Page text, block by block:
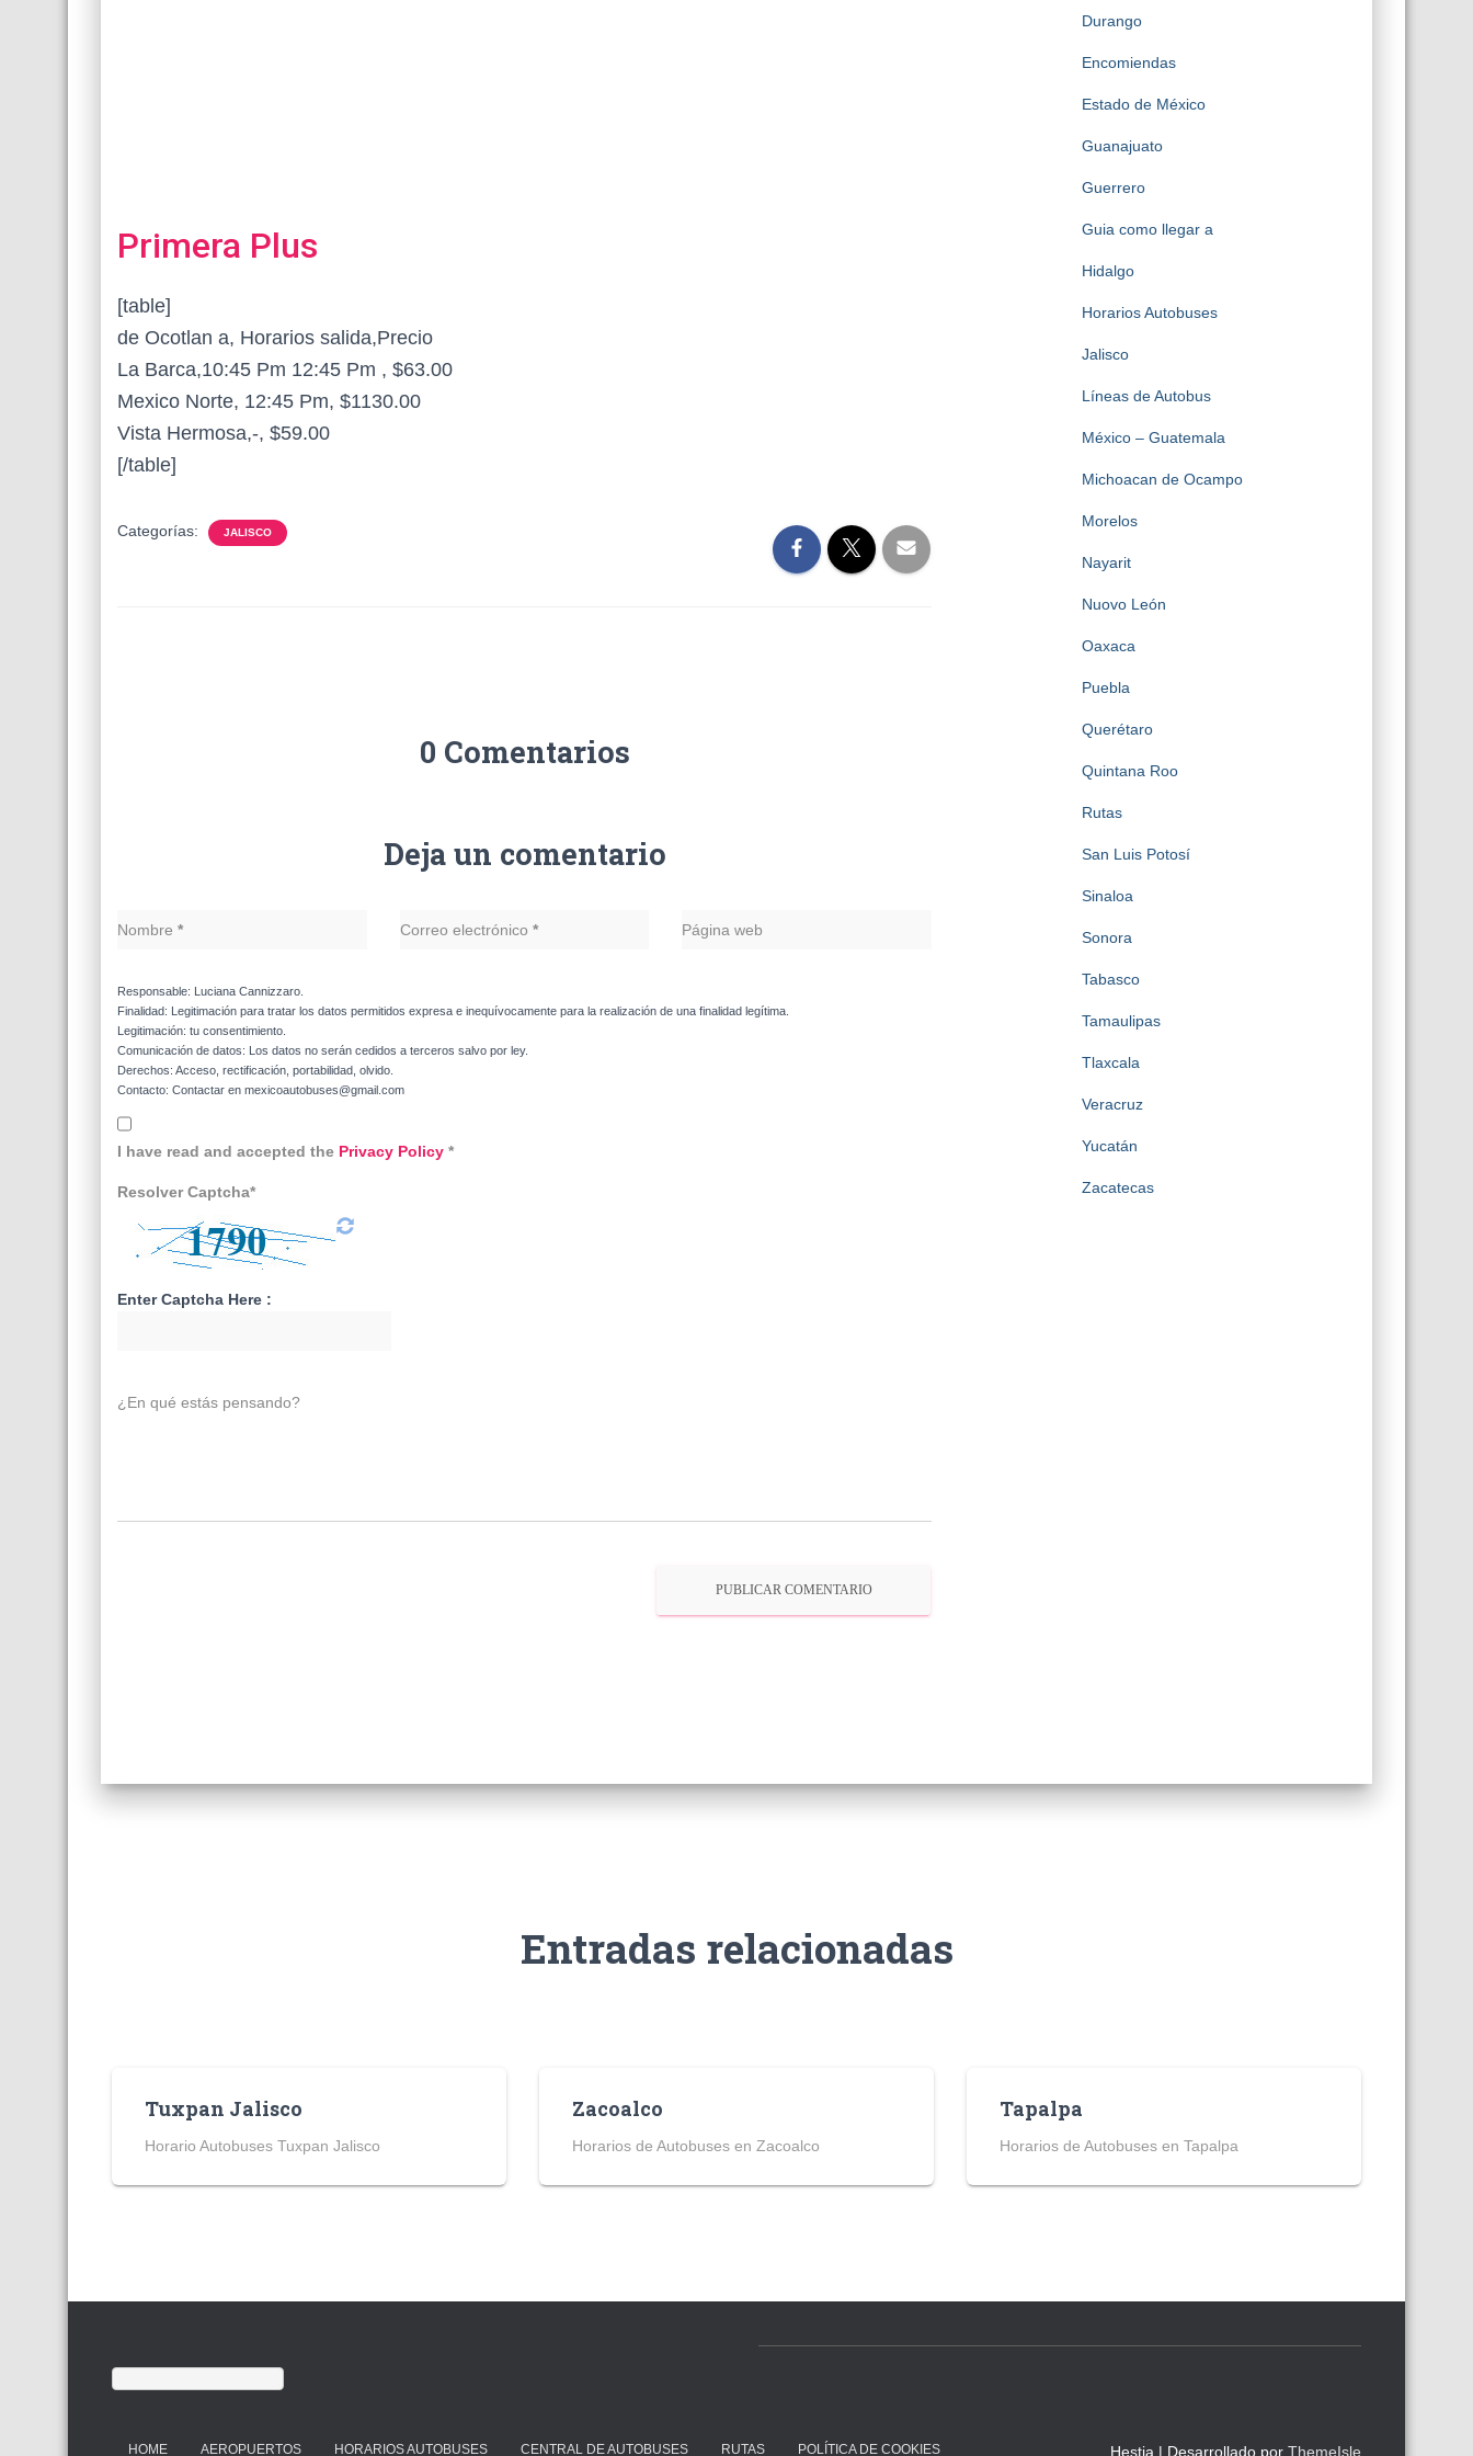
Primera Plus
[table]
de Ocotlan a, Horarios salida,Precio
La Barca,10:45 Pm 12:45 Pm , $63.00
Mexico Norte, 12:45 Pm, $1130.00
Vista Hermosa,-, $59.00
[/table]
Categorías: JALISCO
0 Comentarios
Deja un comentario
Nombre * Correo electrónico * Página web
Responsable: Luciana Cannizzaro.
Finalidad: Legitimación para tratar los datos permitidos expresa e inequívocamente para la realización de una finalidad legítima.
Legitimación: tu consentimiento.
Comunicación de datos: Los datos no serán cedidos a terceros salvo por ley.
Derechos: Acceso, rectificación, portabilidad, olvido.
Contacto: Contactar en mexicoautobuses@gmail.com
I have read and accepted the Privacy Policy *
Resolver Captcha*
Enter Captcha Here :
¿En qué estás pensando?
Durango
Encomiendas
Estado de México
Guanajuato
Guerrero
Guia como llegar a
Hidalgo
Horarios Autobuses
Jalisco
Líneas de Autobus
México – Guatemala
Michoacan de Ocampo
Morelos
Nayarit
Nuovo León
Oaxaca
Puebla
Querétaro
Quintana Roo
Rutas
San Luis Potosí
Sinaloa
Sonora
Tabasco
Tamaulipas
Tlaxcala
Veracruz
Yucatán
Zacatecas
Entradas relacionadas
Tuxpan Jalisco
Horario Autobuses Tuxpan Jalisco
Zacoalco
Horarios de Autobuses en Zacoalco
Tapalpa
Horarios de Autobuses en Tapalpa
HOME AEROPUERTOS HORARIOS AUTOBUSES CENTRAL DE AUTOBUSES RUTAS POLÍTICA DE COOKIES Hestia | Desarrollado por ThemeIsle